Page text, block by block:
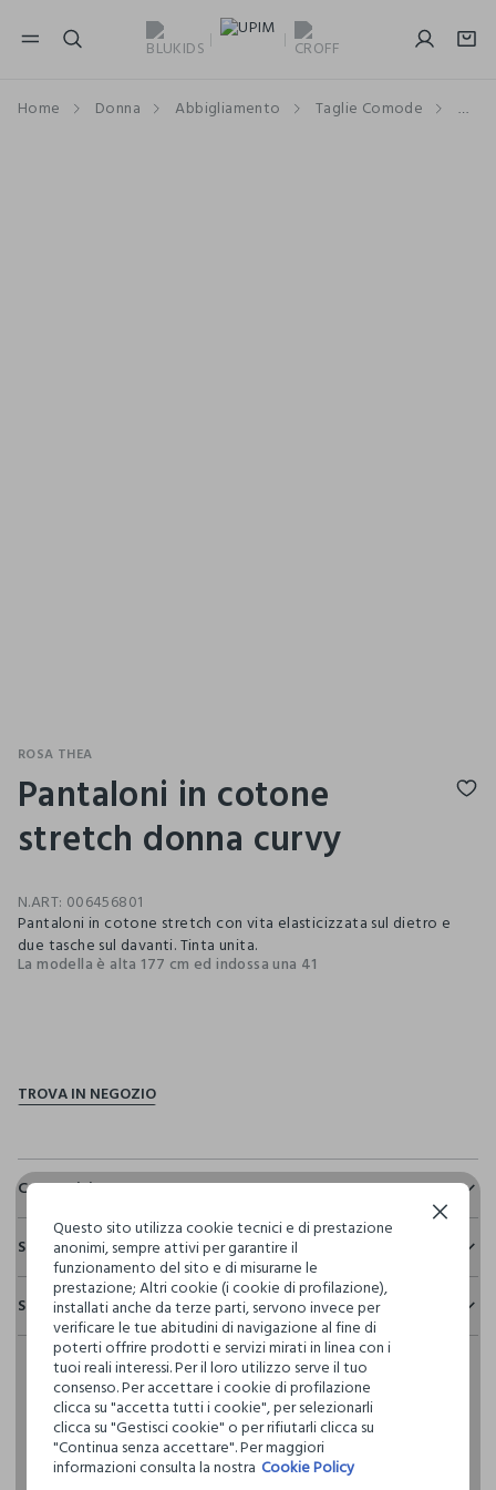
NAVIGATION.ARIA.GOTOMAINCONTENT
Home Donna Abbigliamento Taglie Comode
ROSA THEA
Pantaloni in cotone
stretch donna curvy
N.ART: 006456801
Pantaloni in cotone stretch con vita elasticizzata sul dietro e
due tasche sul davanti. Tinta unita.
La modella è alta 177 cm ed indossa una 41
Composizione e cura
Composizione:
98% COTONE,2% ELASTAN
NON CANDEGGIARE
TEMPERATURA MASSIMA 30°C - PROCEDURA NORMALE
LAVAGGIO A SECCO PROFESSIONALE CON
TETRACLOROETILENE E TUTTI I SOLVENTI INDICATI CON IL
SEGNO F - PROCEDURA NORMALE
Sostenibilità e trasparenza
Sicurezza
Il 100% dei nostri articoli viene sottoposto a test chimico-
fisici, per verificarne il rispetto dei limiti che abbiamo
definito per l’uso di sostanze chimiche, talvolta anche più
restrittivi rispetto a quelli previsti dalla normativa
internazionale.
Clicca qui per vedere i dettagli
Spedizione e resi
Hai fino a 30 giorni dalla consegna del tuo ordine online per
cambiare idea e restituire i prodotti che hai acquistato.
Questo sito utilizza cookie tecnici e di prestazione
anonimi, sempre attivi per garantire il
funzionamento del sito e di misurarne le
prestazione; Altri cookie (i cookie di profilazione),
installati anche da terze parti, servono invece per
verificare le tue abitudini di navigazione al fine di
poterti offrire prodotti e servizi mirati in linea con i
tuoi reali interessi. Per il loro utilizzo serve il tuo
consenso. Per accettare i cookie di profilazione
clicca su "accetta tutti i cookie", per selezionarli
clicca su "Gestisci cookie" o per rifiutarli clicca su
"Continua senza accettare". Per maggiori
informazioni consulta la nostra Cookie Policy
Continua senza accettare